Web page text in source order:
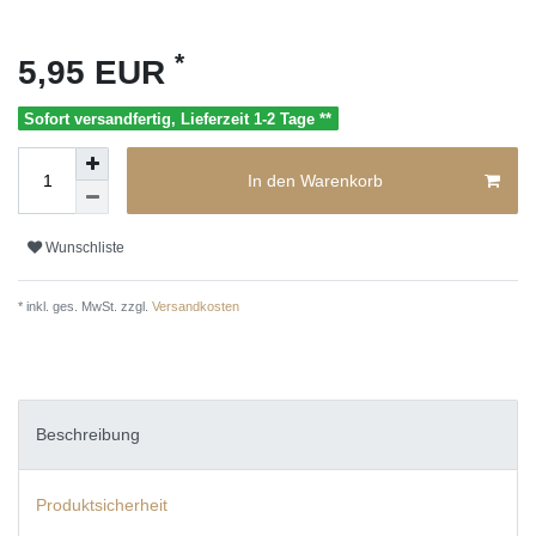
5,95 EUR *
Sofort versandfertig, Lieferzeit 1-2 Tage **
In den Warenkorb
Wunschliste
* inkl. ges. MwSt. zzgl. Versandkosten
Beschreibung
Produktsicherheit